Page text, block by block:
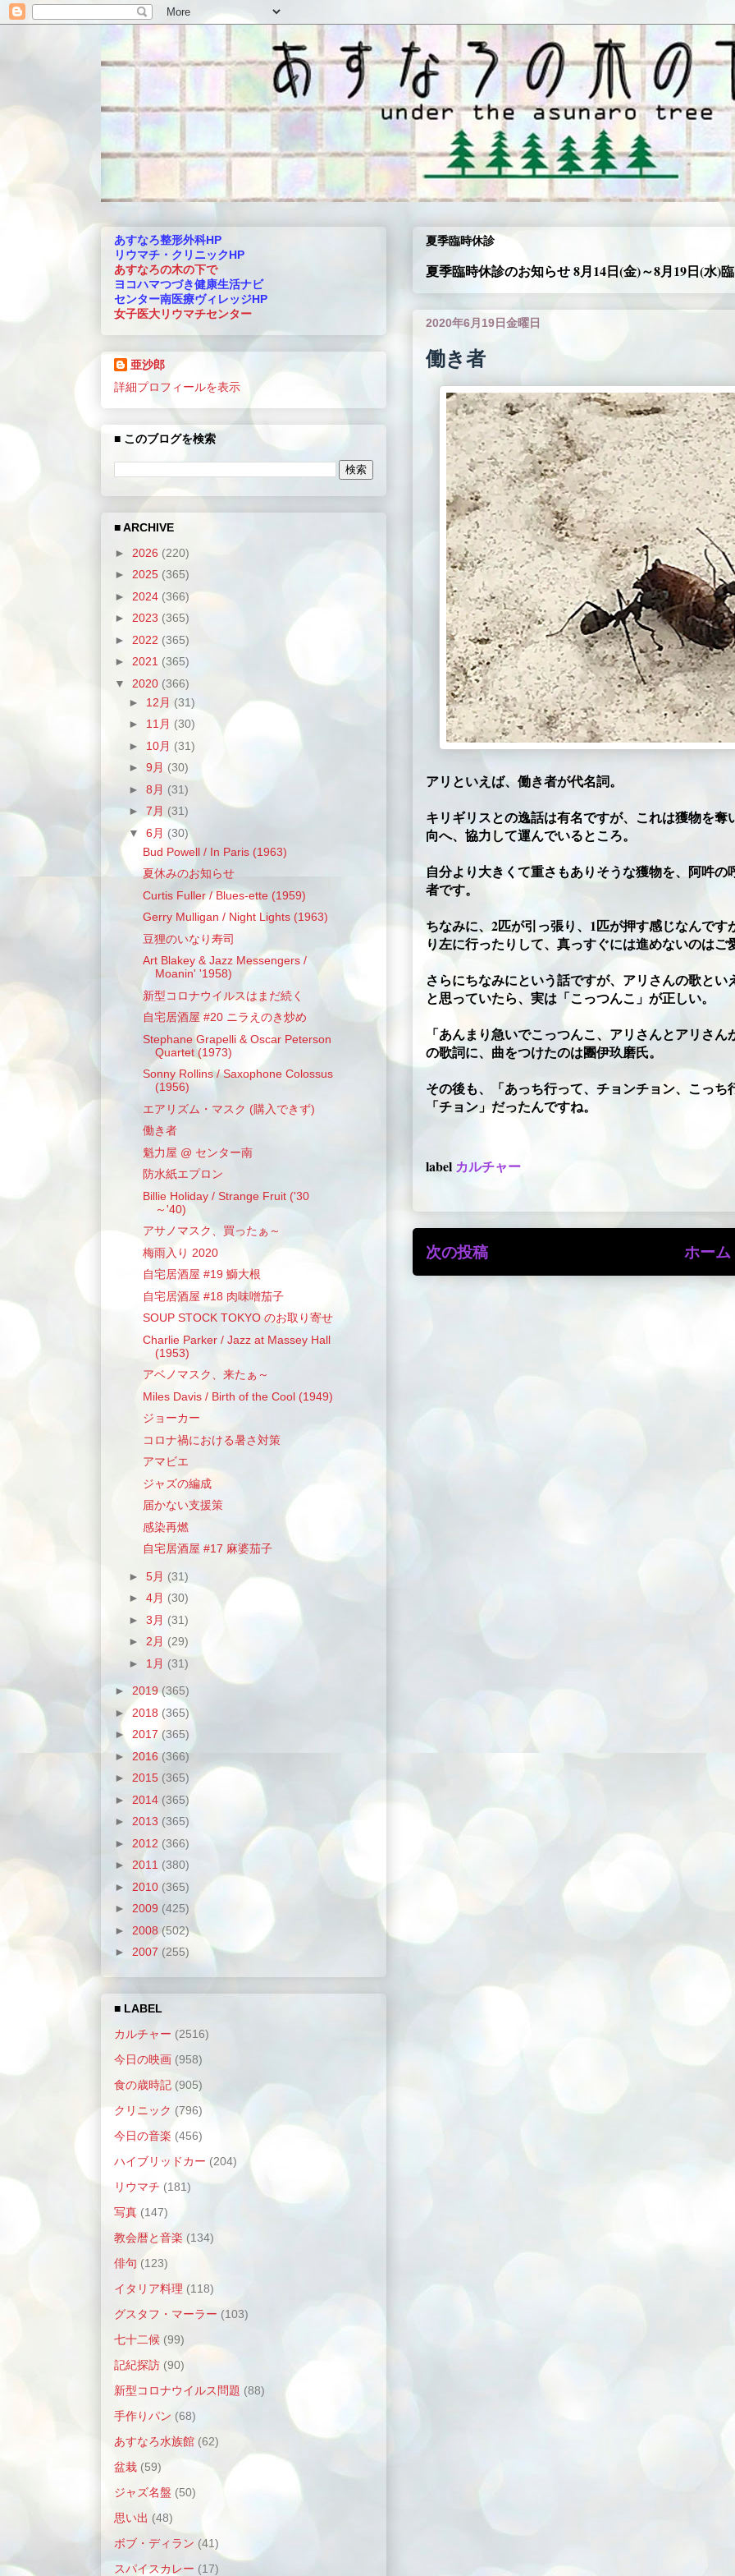
夏季臨時休診
夏季臨時休診のお知らせ 8月14日(金)～8月19日(水)
2020年6月19日金曜日
働き者
アリといえば、働き者が代名詞。
キリギリスとの逸話は有名ですが、これは獲物を
向へ、協力して運んでいるところ。
自分より大きくて重さもありそうな獲物を、阿吽
者です。
ちなみに、2匹が引っ張り、1匹が押す感じなんで
り左に行ったりして、真っすぐには進めないのはご
さらにちなみにという話ですが、アリさんの歌と
と思っていたら、実は「こっつんこ」が正しい。
「あんまり急いでこっつんこ、アリさんとアリさ
の歌詞に、曲をつけたのは團伊玖磨氏。
その後も、「あっち行って、チョンチョン、こっ
「チョン」だったんですね。
label カルチャー
次の投稿 ホーム
あすなろ整形外科HP
リウマチ・クリニックHP
あすなろの木の下で
ヨコハマつづき健康生活ナビ
センター南医療ヴィレッジHP
女子医大リウマチセンター
亜沙郎
詳細プロフィールを表示
■ このブログを検索
■ ARCHIVE
► 2026 (220)
► 2025 (365)
► 2024 (366)
► 2023 (365)
► 2022 (365)
► 2021 (365)
▼ 2020 (366)
► 12月 (31)
► 11月 (30)
► 10月 (31)
► 9月 (30)
► 8月 (31)
► 7月 (31)
▼ 6月 (30)
Bud Powell / In Paris (1963)
夏休みのお知らせ
Curtis Fuller / Blues-ette (1959)
Gerry Mulligan / Night Lights (1963)
豆狸のいなり寿司
Art Blakey & Jazz Messengers /
Moanin' '1958)
新型コロナウイルスはまだ続く
自宅居酒屋 #20 ニラえのき炒め
Stephane Grapelli & Oscar Peterson
Quartet (1973)
Sonny Rollins / Saxophone Colossus
(1956)
エアリズム・マスク (購入できず)
働き者
魁力屋 @ センター南
防水紙エプロン
Billie Holiday / Strange Fruit ('30
～'40)
アサノマスク、買ったぁ～
梅雨入り 2020
自宅居酒屋 #19 鰤大根
自宅居酒屋 #18 肉味噌茄子
SOUP STOCK TOKYO のお取り寄せ
Charlie Parker / Jazz at Massey Hall
(1953)
アベノマスク、来たぁ～
Miles Davis / Birth of the Cool (1949)
ジョーカー
コロナ禍における暑さ対策
アマビエ
ジャズの編成
届かない支援策
感染再燃
自宅居酒屋 #17 麻婆茄子
► 5月 (31)
► 4月 (30)
► 3月 (31)
► 2月 (29)
► 1月 (31)
► 2019(365)
► 2018 (365)
► 2017 (365)
► 2016 (366)
► 2015 (365)
► 2014 (365)
► 2013 (365)
► 2012 (366)
► 2011 (380)
► 2010 (365)
► 2009 (425)
► 2008 (502)
► 2007 (255)
■ LABEL
カルチャー (2516)
今日の映画 (958)
食の歳時記 (905)
クリニック (796)
今日の音楽 (456)
ハイブリッドカー (204)
リウマチ (181)
写真 (147)
教会暦と音楽 (134)
俳句 (123)
イタリア料理 (118)
グスタフ・マーラー (103)
七十二候 (99)
記紀探訪 (90)
新型コロナウイルス問題 (88)
手作りパン (68)
あすなろ水族館 (62)
盆栽 (59)
ジャズ名盤 (50)
思い出 (48)
ボブ・ディラン (41)
スパイスカレー (17)